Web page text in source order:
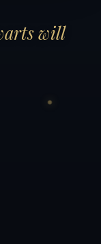
will